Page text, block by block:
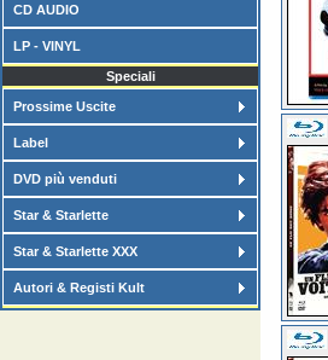
CD AUDIO
LP - VINYL
Speciali
Prossime Uscite
Label
DVD più venduti
Star & Starlette
Star & Starlette XXX
Autori & Registi Kult